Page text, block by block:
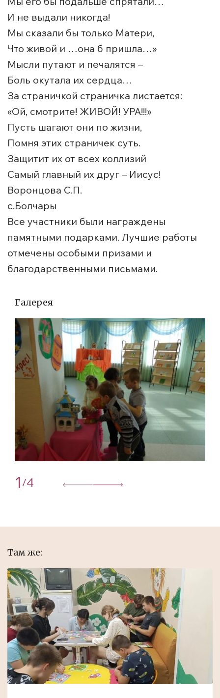
И не выдали никогда!
Мы сказали бы только Матери,
Что живой и …она б пришла…»
Мысли путают и печалятся –
Боль окутала их сердца…
За страничкой страничка листается:
«Ой, смотрите! ЖИВОЙ! УРА!!!»
Пусть шагают они по жизни,
Помня этих страничек суть.
Защитит их от всех коллизий
Самый главный их друг – Иисус!
Воронцова С.П.
с.Болчары
Все участники были награждены
памятными подарками. Лучшие работы
отмечены особыми призами и
благодарственными письмами.
Галерея
1 /4
Там же: